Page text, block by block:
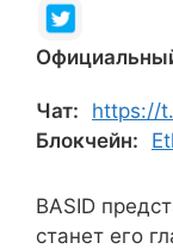
Чат:
https://
Блокчейн:
BASID
станет его